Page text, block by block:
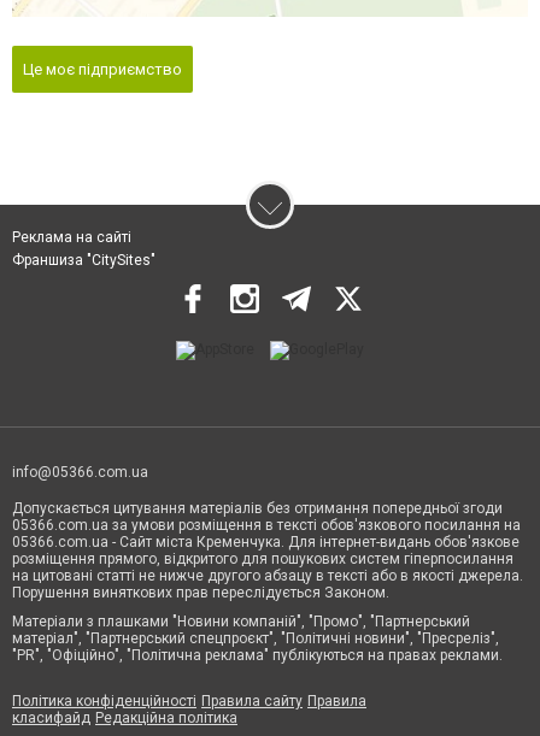
Це моє підприємство
Реклама на сайті
Франшиза "CitySites"
info@05366.com.ua
Допускається цитування матеріалів без отримання попередньої згоди
05366.com.ua за умови розміщення в тексті обов'язкового посилання на
05366.com.ua - Сайт міста Кременчука. Для інтернет-видань обов'язкове
розміщення прямого, відкритого для пошукових систем гіперпосилання
на цитовані статті не нижче другого абзацу в тексті або в якості джерела.
Порушення виняткових прав переслідується Законом.
Матеріали з плашками "Новини компаній", "Промо", "Партнерський
матеріал", "Партнерський спецпроєкт", "Політичні новини", "Пресреліз",
"PR", "Офіційно", "Політична реклама" публікуються на правах реклами.
Політика конфіденційності Правила сайту Правила
класифайд Редакційна політика